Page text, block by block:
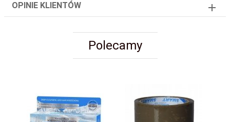
OPINIE KLIENTÓW
Polecamy